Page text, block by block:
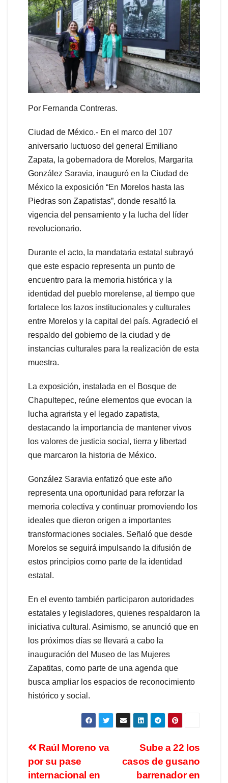
Por Fernanda Contreras.
Ciudad de México.- En el marco del 107
aniversario luctuoso del general Emiliano
Zapata, la gobernadora de Morelos, Margarita
González Saravia, inauguró en la Ciudad de
México la exposición “En Morelos hasta las
Piedras son Zapatistas”, donde resaltó la
vigencia del pensamiento y la lucha del líder
revolucionario.
Durante el acto, la mandataria estatal subrayó
que este espacio representa un punto de
encuentro para la memoria histórica y la
identidad del pueblo morelense, al tiempo que
fortalece los lazos institucionales y culturales
entre Morelos y la capital del país. Agradeció el
respaldo del gobierno de la ciudad y de
instancias culturales para la realización de esta
muestra.
La exposición, instalada en el Bosque de
Chapultepec, reúne elementos que evocan la
lucha agrarista y el legado zapatista,
destacando la importancia de mantener vivos
los valores de justicia social, tierra y libertad
que marcaron la historia de México.
González Saravia enfatizó que este año
representa una oportunidad para reforzar la
memoria colectiva y continuar promoviendo los
ideales que dieron origen a importantes
transformaciones sociales. Señaló que desde
Morelos se seguirá impulsando la difusión de
estos principios como parte de la identidad
estatal.
En el evento también participaron autoridades
estatales y legisladores, quienes respaldaron la
iniciativa cultural. Asimismo, se anunció que en
los próximos días se llevará a cabo la
inauguración del Museo de las Mujeres
Zapatitas, como parte de una agenda que
busca ampliar los espacios de reconocimiento
histórico y social.
Sube a 22 los
casos de gusano
barrenador en
Raúl Moreno va
por su pase
internacional en